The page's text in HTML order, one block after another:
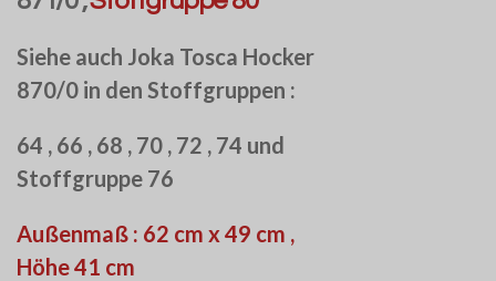
Siehe auch Joka Tosca Hocker
870/0 in den Stoffgruppen :
64 , 66 , 68 , 70 , 72 , 74 und
Stoffgruppe 76
Außenmaß : 62 cm x 49 cm ,
Höhe 41 cm